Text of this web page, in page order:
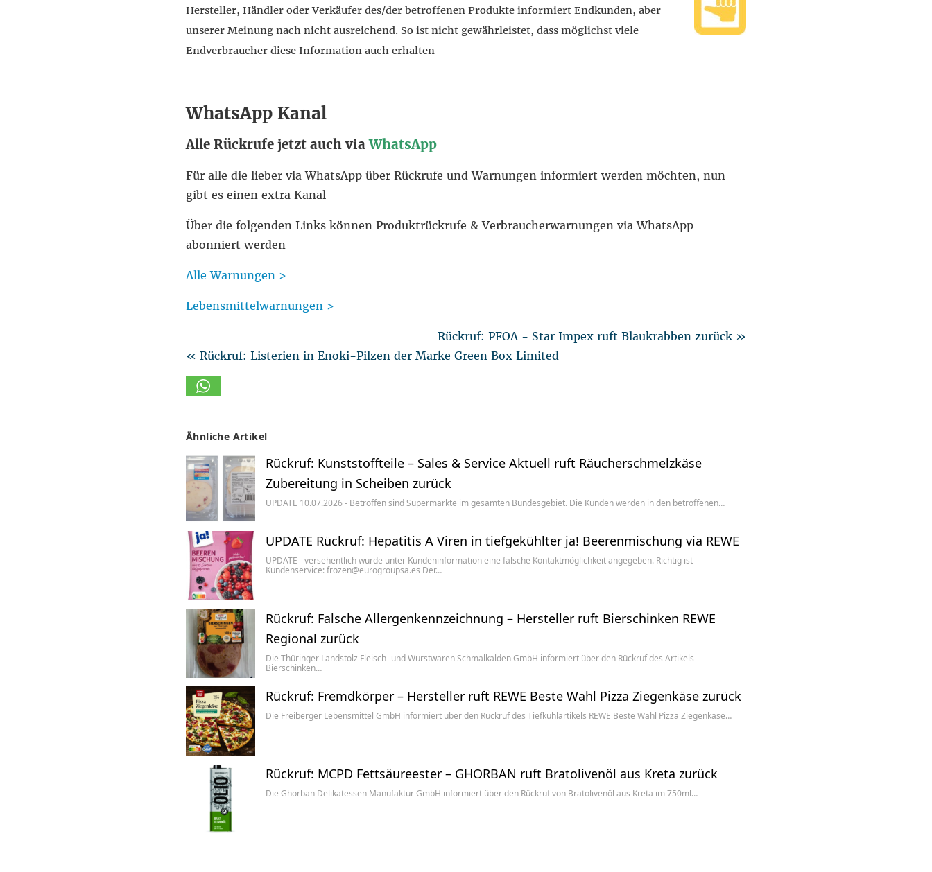
Hersteller, Händler oder Verkäufer des/der betroffenen Produkte informiert Endkunden, aber
unserer Meinung nach nicht ausreichend. So ist nicht gewährleistet, dass möglichst viele
Endverbraucher diese Information auch erhalten
WhatsApp Kanal
Alle Rückrufe jetzt auch viaWhatsApp
Für alle die lieber via WhatsApp über Rückrufe und Warnungen informiert werden möchten, nun
gibt es einen extra Kanal
Über die folgenden Links können Produktrückrufe & Verbraucherwarnungen via WhatsApp
abonniert werden
Alle Warnungen >
Lebensmittelwarnungen >
Rückruf: PFOA - Star Impex ruft Blaukrabben zurück »
« Rückruf: Listerien in Enoki-Pilzen der Marke Green Box Limited
Ähnliche Artikel
Rückruf: Kunststoffteile – Sales & Service Aktuell ruft Räucherschmelzkäse
Zubereitung in Scheiben zurück
UPDATE 10.07.2026 - Betroffen sind Supermärkte im gesamten Bundesgebiet. Die Kunden werden in den betroffenen…
UPDATE Rückruf: Hepatitis A Viren in tiefgekühlter ja! Beerenmischung via REWE
UPDATE - versehentlich wurde unter Kundeninformation eine falsche Kontaktmöglichkeit angegeben. Richtig ist
Kundenservice: frozen@eurogroupsa.es Der…
Rückruf: Falsche Allergenkennzeichnung – Hersteller ruft Bierschinken REWE
Regional zurück
Die Thüringer Landstolz Fleisch- und Wurstwaren Schmalkalden GmbH informiert über den Rückruf des Artikels
Bierschinken…
Rückruf: Fremdkörper – Hersteller ruft REWE Beste Wahl Pizza Ziegenkäse zurück
Die Freiberger Lebensmittel GmbH informiert über den Rückruf des Tiefkühlartikels REWE Beste Wahl Pizza Ziegenkäse…
Rückruf: MCPD Fettsäureester – GHORBAN ruft Bratolivenöl aus Kreta zurück
Die Ghorban Delikatessen Manufaktur GmbH informiert über den Rückruf von Bratolivenöl aus Kreta im 750ml…